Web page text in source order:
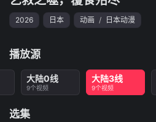
2026 日本 动画 / 日本动漫
播放源
大陆0线
9个视频
大陆3线
9个视频
选集